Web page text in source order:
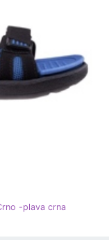
-plava crna